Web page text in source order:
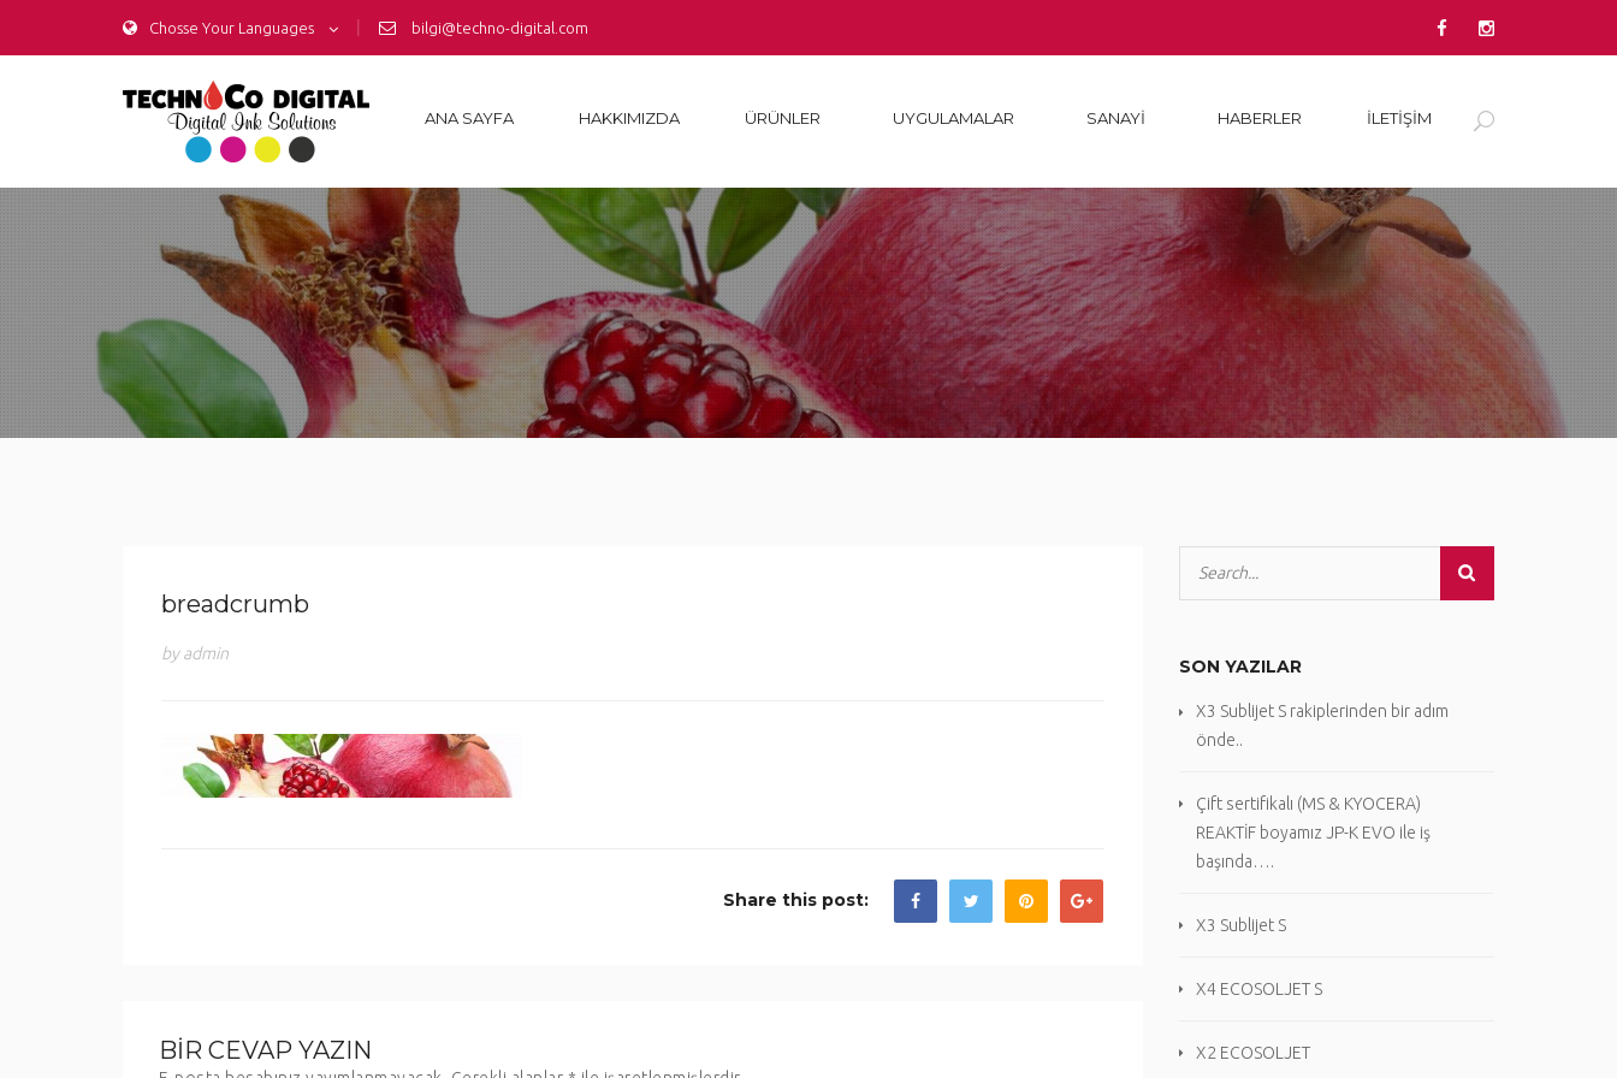
Chosse Your Languages | bilgi@techno-digital.com
ANA SAYFA HAKKIMIZDA ÜRÜNLER UYGULAMALAR SANAYI HABERLER İLETİŞİM
breadcrumb
by admin
Share this post:
BIR CEVAP YAZIN
SON YAZILAR
X3 Sublijet S rakiplerinden bir adım
önde..
Çift sertifikalı (MS & KYOCERA)
REAKTİF boyamız JP-K EVO ile iş
başında….
X3 Sublijet S
X4 ECOSOLJET S
X2 ECOSOLJET